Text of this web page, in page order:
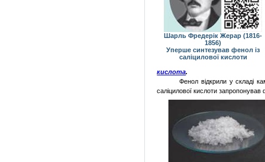
Шарль Фредерік Жерар (1816-
1856)
Уперше синтезував фенол із
саліцилової кислоти
кислота.
Фенол відкрили у складі
саліцилової кислоти